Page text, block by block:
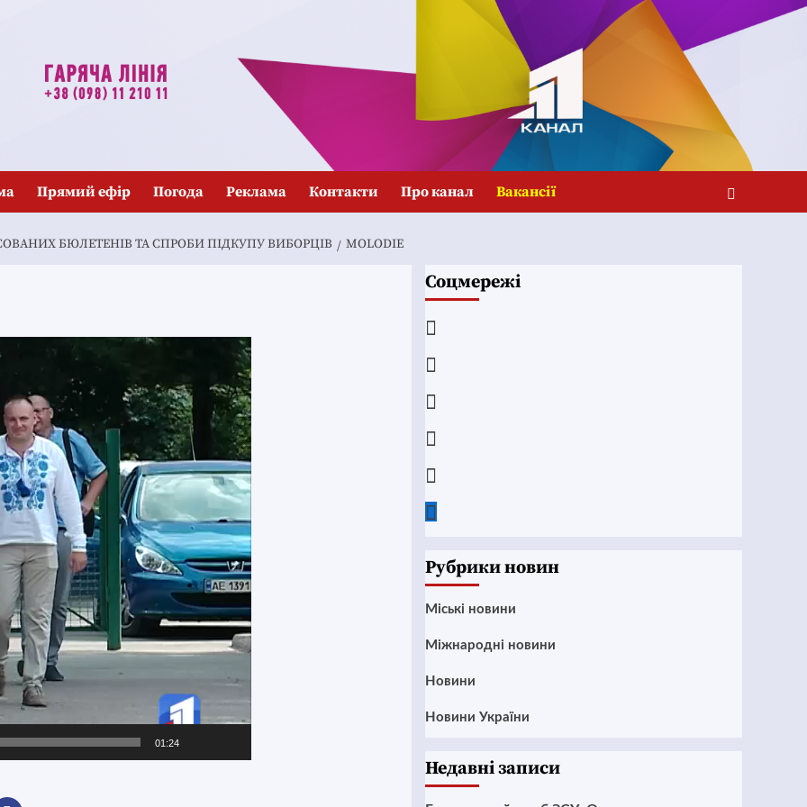
Прямий ефір Погода Реклама Контакти Про канал Вакансії
БЮЛЕТЕНІВ ТА СПРОБИ ПІДКУПУ ВИБОРЦІВ MOLODIE
01:24
Соцмережі
Рубрики новин
Mіські новини
Міжнародні новини
Новини
Новини України
Недавні записи